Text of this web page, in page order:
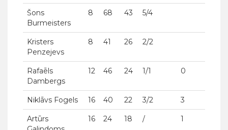
Šons
Burmeisters
8 68 43 5/4
Kristers
Penzejevs
8 41 26 2/2
Rafaēls
Dambergs
12 46 24 1/1 0
Niklāvs Fogels 16 40 22 3/2 3
Artūrs
16 24 18 / 1